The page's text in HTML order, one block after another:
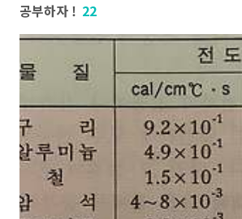
공부하자 ! 22